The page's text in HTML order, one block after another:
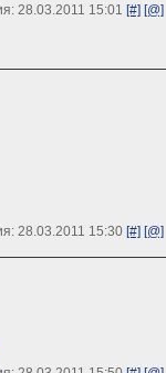
28.03.2011 15:01 [#] [@]
28.03.2011 15:30 [#] [@]